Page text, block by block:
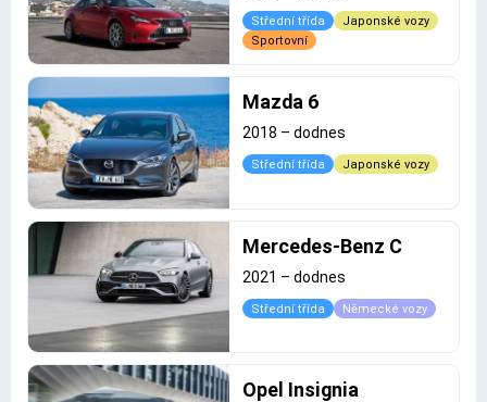
Střední třída
Japonské vozy
Sportovní
Mazda 6
2018 – dodnes
Střední třída Japonské vozy
Mercedes-Benz C
2021 – dodnes
Střední třída Německé vozy
Opel Insignia